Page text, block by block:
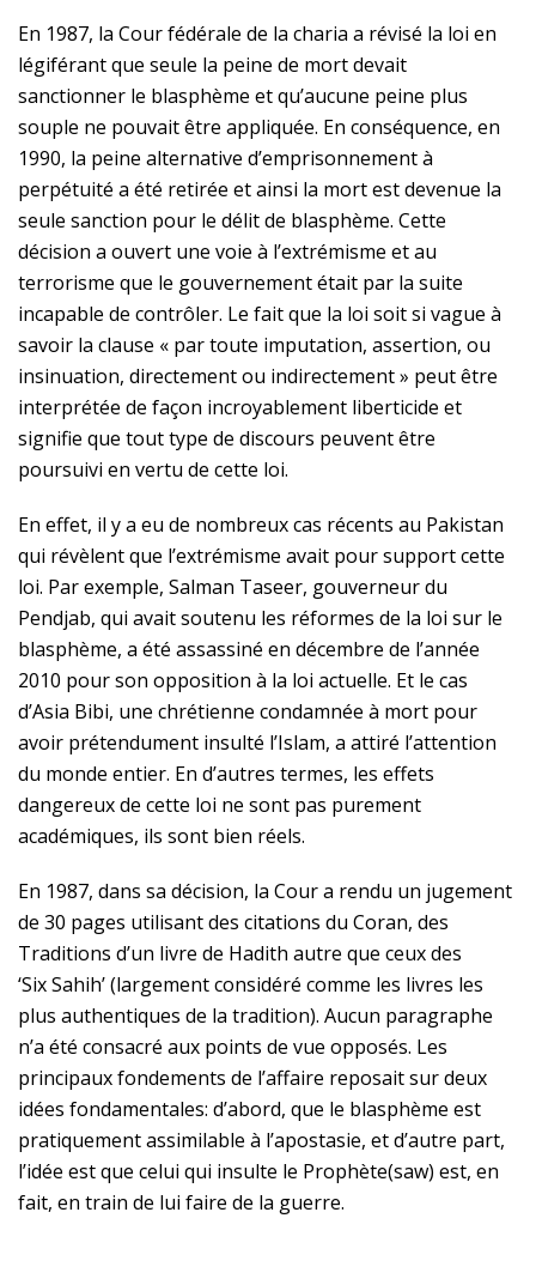
En 1987, la Cour fédérale de la charia a révisé la loi en
légiférant que seule la peine de mort devait
sanctionner le blasphème et qu’aucune peine plus
souple ne pouvait être appliquée. En conséquence, en
1990, la peine alternative d’emprisonnement à
perpétuité a été retirée et ainsi la mort est devenue la
seule sanction pour le délit de blasphème. Cette
décision a ouvert une voie à l’extrémisme et au
terrorisme que le gouvernement était par la suite
incapable de contrôler. Le fait que la loi soit si vague à
savoir la clause « par toute imputation, assertion, ou
insinuation, directement ou indirectement » peut être
interprétée de façon incroyablement liberticide et
signifie que tout type de discours peuvent être
poursuivi en vertu de cette loi.
En effet, il y a eu de nombreux cas récents au Pakistan
qui révèlent que l’extrémisme avait pour support cette
loi. Par exemple, Salman Taseer, gouverneur du
Pendjab, qui avait soutenu les réformes de la loi sur le
blasphème, a été assassiné en décembre de l’année
2010 pour son opposition à la loi actuelle. Et le cas
d’Asia Bibi, une chrétienne condamnée à mort pour
avoir prétendument insulté l’Islam, a attiré l’attention
du monde entier. En d’autres termes, les effets
dangereux de cette loi ne sont pas purement
académiques, ils sont bien réels.
En 1987, dans sa décision, la Cour a rendu un jugement
de 30 pages utilisant des citations du Coran, des
Traditions d’un livre de Hadith autre que ceux des
‘Six Sahih’ (largement considéré comme les livres les
plus authentiques de la tradition). Aucun paragraphe
n’a été consacré aux points de vue opposés. Les
principaux fondements de l’affaire reposait sur deux
idées fondamentales: d’abord, que le blasphème est
pratiquement assimilable à l’apostasie, et d’autre part,
l’idée est que celui qui insulte le Prophète(saw) est, en
fait, en train de lui faire de la guerre.